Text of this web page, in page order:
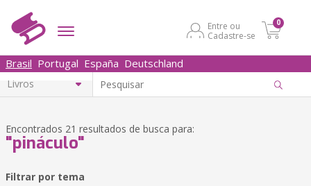
Entre ou
Cadastre-se
0
Brasil Portugal España Deutschland
Encontrados 21 resultados de busca para:
"pináculo"
Filtrar por tema